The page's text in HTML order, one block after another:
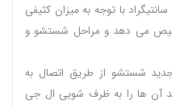
با آب 65 تا 70 درجه سانتیگراد با توجه به میزان کثیفی
می دهد و مراحل شستشو و
جدید شستشو از طریق اتصال به
آن ها را به ظرف شویی ال جی